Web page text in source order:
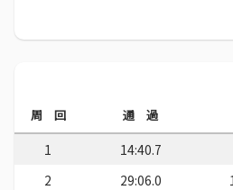
周 回 通 過
1 14:40.7
2
29:06.0